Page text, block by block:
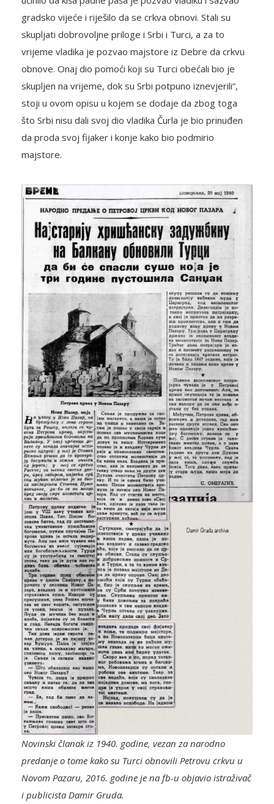
gradsko vijeće i riješilo da se crkva obnovi. Stali su
skupljati dobrovoljne priloge i Srbi i Turci, a za to
vrijeme vladika je pozvao majstore iz Debre da crkvu
obnove. Onaj dio pomoći koji su Turci obećali bio je
skupljen na vrijeme, dok su Srbi potpuno iznevjerili“,
stoji u ovom opisu u kojem se dodaje da zbog toga
što Srbi nisu dali svoj dio vladika Čurla je bio prinuđen
da proda svoj fijaker i konje kako bio podmirio
majstore.
Novinski članak iz 1940. godine, vezan za narodno
predanje o tome kako su Turci obnovili Petrovu crkvu u
Novom Pazaru, 2016. godine je na fb-u objavio istraživač
i publicista Damir Gruda.